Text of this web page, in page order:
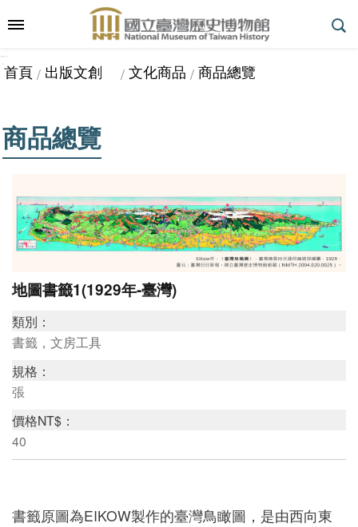
跳到主要內容區塊
階
尋
觀
指
南
展
覽
研
究
典
:::
首頁 出版文創 文化商品 商品總覽
商品總覽
地圖書籤1(1929年-臺灣)
類別：
書籤，文房工具
規格：
張
價格NT$：
40
書籤原圖為EIKOW製作的臺灣鳥瞰圖，是由西向東